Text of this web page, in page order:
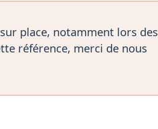
place, notamment lors des
référence, merci de nous